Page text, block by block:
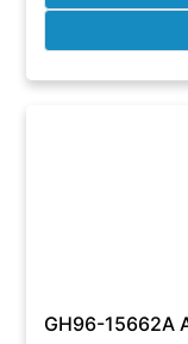
GH96-15662A